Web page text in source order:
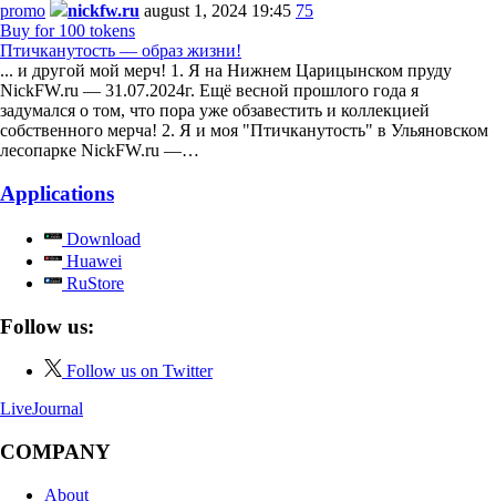
promo nickfw.ru august 1, 2024 19:45 75
Buy for 100 tokens
Птичканутость — образ жизни!
... и другой мой мерч! 1. Я на Нижнем Царицынском пруду
NickFW.ru — 31.07.2024г. Ещё весной прошлого года я
задумался о том, что пора уже обзавестить и коллекцией
собственного мерча! 2. Я и моя "Птичканутость" в Ульяновском
лесопарке NickFW.ru —…
Applications
Download
Huawei
RuStore
Follow us:
Follow us on Twitter
LiveJournal
COMPANY
About